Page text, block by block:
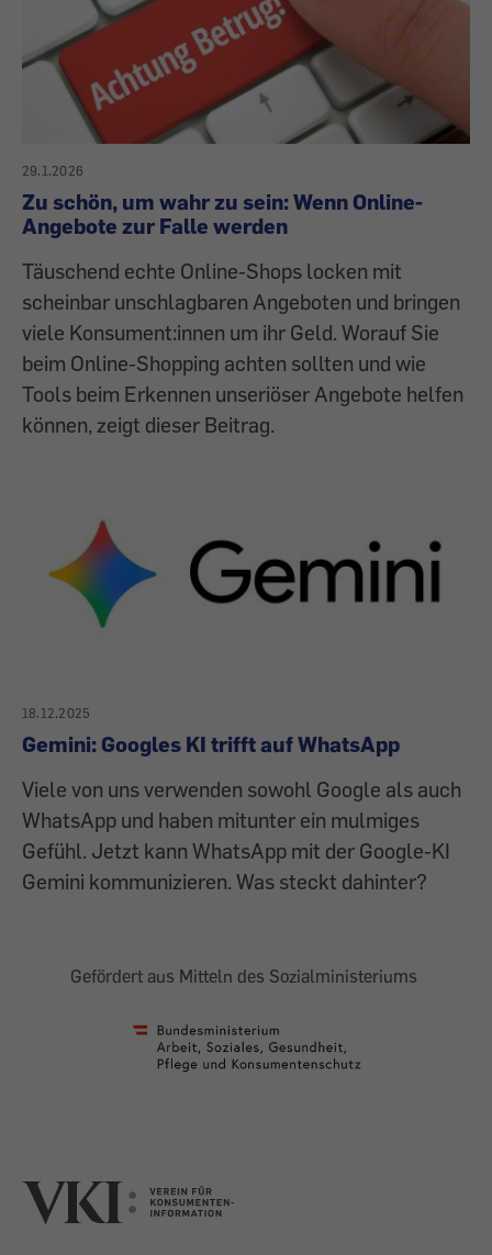
29.1.2026
Zu schön, um wahr zu sein: Wenn Online-
Angebote zur Falle werden
Täuschend echte Online-Shops locken mit
scheinbar unschlagbaren Angeboten und bringen
viele Konsument:innen um ihr Geld. Worauf Sie
beim Online-Shopping achten sollten und wie
Tools beim Erkennen unseriöser Angebote helfen
können, zeigt dieser Beitrag.
18.12.2025
Gemini: Googles KI trifft auf WhatsApp
Viele von uns verwenden sowohl Google als auch
WhatsApp und haben mitunter ein mulmiges
Gefühl. Jetzt kann WhatsApp mit der Google-KI
Gemini kommunizieren. Was steckt dahinter?
Gefördert aus Mitteln des Sozialministeriums